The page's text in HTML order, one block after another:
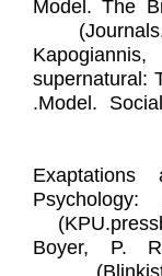
Model. The
supernatural:
Model. Social Neuroscience / Taylor & Francis.
Exaptations
Boyer, P.